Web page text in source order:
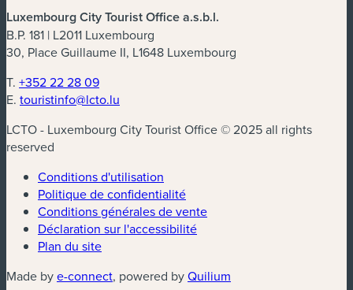
Luxembourg City Tourist Office a.s.b.l.
B.P. 181 | L2011 Luxembourg
30, Place Guillaume II, L1648 Luxembourg
T. +352 22 28 09
E. touristinfo@lcto.lu
LCTO - Luxembourg City Tourist Office © 2025 all rights
reserved
Conditions d'utilisation
Politique de confidentialité
Conditions générales de vente
Déclaration sur l'accessibilité
Plan du site
Made bye-connect(nouvelle fenêtre)
, powered byQuilium